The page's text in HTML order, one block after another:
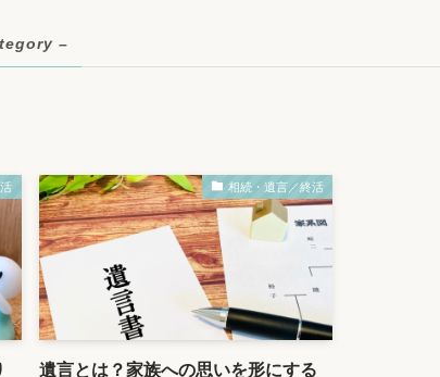
–
相続・遺言／終活
遺言とは？家族への思いを形にする